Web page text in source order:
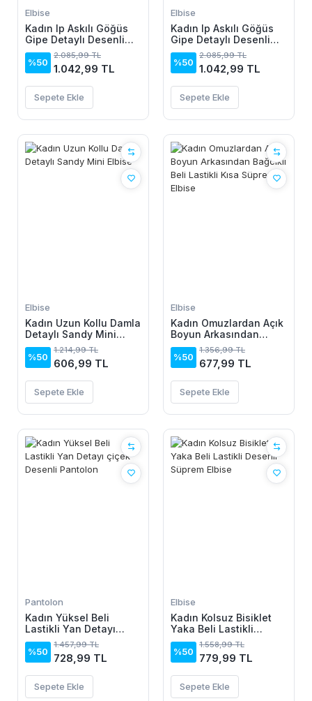
Elbise
Kadın Ip Askılı Göğüs
Gipe Detaylı Desenli
Uzun Süprem Elbise
%50
2.085,99 TL
1.042,99 TL
Sepete Ekle
Elbise
Kadın Ip Askılı Göğüs
Gipe Detaylı Desenli
Uzun Süprem Elbise
%50
2.085,99 TL
1.042,99 TL
Sepete Ekle
Elbise
Kadın Uzun Kollu Damla
Detaylı Sandy Mini
Elbise
%50
1.214,99 TL
606,99 TL
Sepete Ekle
Elbise
Kadın Omuzlardan Açık
Boyun Arkasından
Bağcıklı Beli Lastikli
Kısa Süprem Elbise
%50
1.356,99 TL
677,99 TL
Sepete Ekle
Pantolon
Kadın Yüksel Beli
Lastikli Yan Detayı
çiçek Desenli Pantolon
%50
1.457,99 TL
728,99 TL
Sepete Ekle
Elbise
Kadın Kolsuz Bisiklet
Yaka Beli Lastikli
Desenli Süprem Elbise
%50
1.558,99 TL
779,99 TL
Sepete Ekle